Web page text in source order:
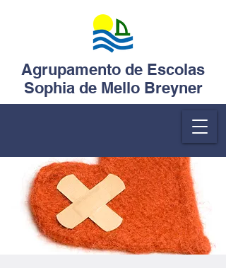
Agrupamento de Escolas
Sophia de Mello Breyner